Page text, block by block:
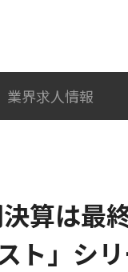
業界求人情報
算は最
ト」シ